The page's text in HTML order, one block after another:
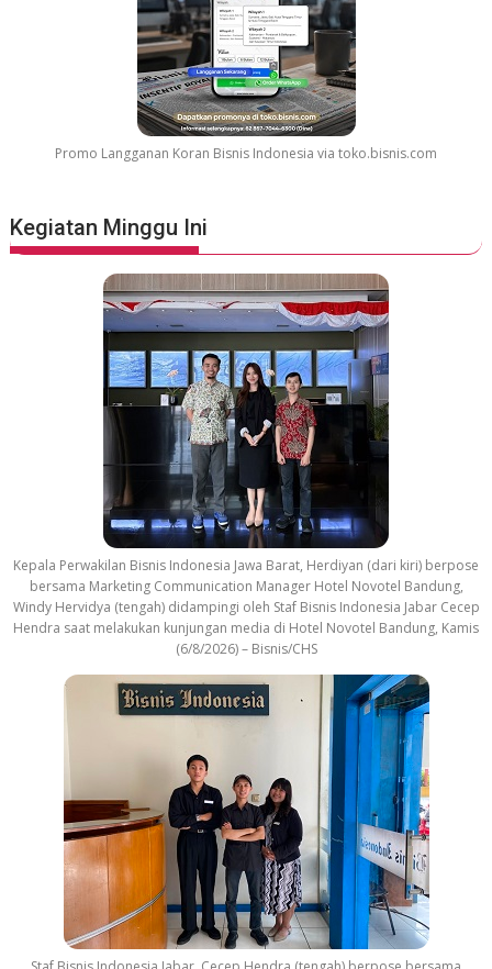
Promo Langganan Koran Bisnis Indonesia via toko.bisnis.com
Kegiatan Minggu Ini
Kepala Perwakilan Bisnis Indonesia Jawa Barat, Herdiyan (dari kiri) berpose
bersama Marketing Communication Manager Hotel Novotel Bandung,
Windy Hervidya (tengah) didampingi oleh Staf Bisnis Indonesia Jabar Cecep
Hendra saat melakukan kunjungan media di Hotel Novotel Bandung, Kamis
(6/8/2026) – Bisnis/CHS